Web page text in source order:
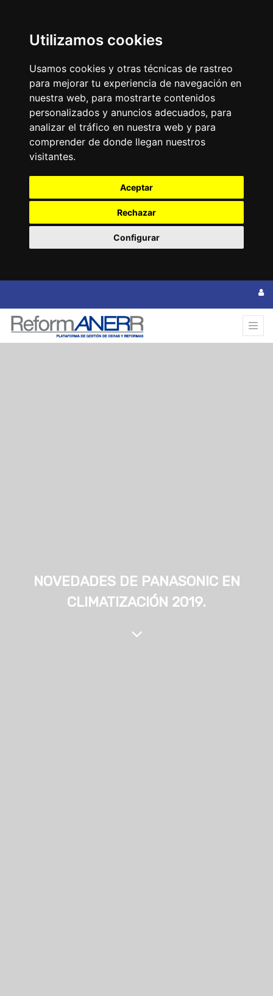
Utilizamos cookies
Usamos cookies y otras técnicas de rastreo
para mejorar tu experiencia de navegación en
nuestra web, para mostrarte contenidos
personalizados y anuncios adecuados, para
analizar el tráfico en nuestra web y para
comprender de donde llegan nuestros
visitantes.
Aceptar
Rechazar
Configurar
NOVEDADES DE PANASONIC EN
CLIMATIZACIÓN 2019.